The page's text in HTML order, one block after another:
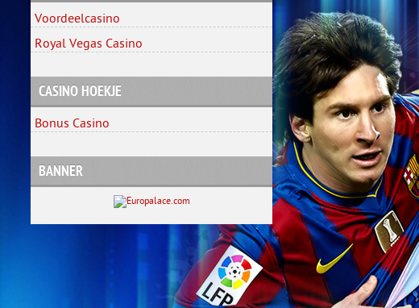
Voordeelcasino
Royal Vegas Casino
CASINO HOEKJE
Bonus Casino
BANNER